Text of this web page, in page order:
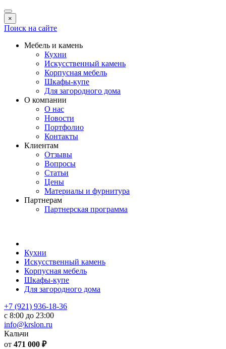
×
Поиск на сайте
Мебель и камень
Кухни
Искусственный камень
Корпусная мебель
Шкафы-купе
Для загородного дома
О компании
О нас
Новости
Портфолио
Контакты
Клиентам
Отзывы
Вопросы
Статьи
Цены
Материалы и фурнитура
Партнерам
Партнерская программа
Кухни
Искусственный камень
Корпусная мебель
Шкафы-купе
Для загородного дома
+7 (921) 936-18-36
с 8:00 до 23:00
info@krslon.ru
Кальчи
от 471 000 ₽